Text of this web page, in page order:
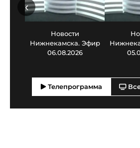
Новости
Нижнекамска. Эфир
06.08.2026
‹
Телепрограмма